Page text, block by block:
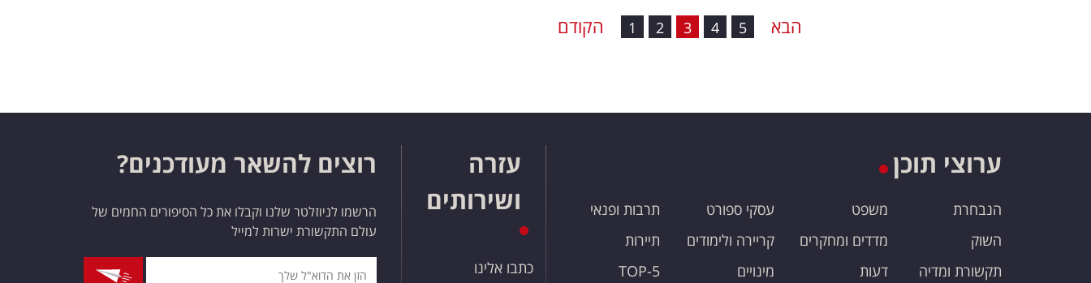
הקודם 1 2 3 4 5 הבא
ערוצי תוכן
הנבחרת
השוק
תקשורת ומדיה
משפט
מדדים ומחקרים
דעות
עסקי ספורט
קריירה ולימודים
מינויים
תרבות ופנאי
תיירות
TOP-5
עזרה
ושירותים
כתבו אלינו
רוצים להשאר מעודכנים?
הרשמו לניוזלטר שלנו וקבלו את כל הסיפורים החמים של
עולם התקשורת ישרות למייל